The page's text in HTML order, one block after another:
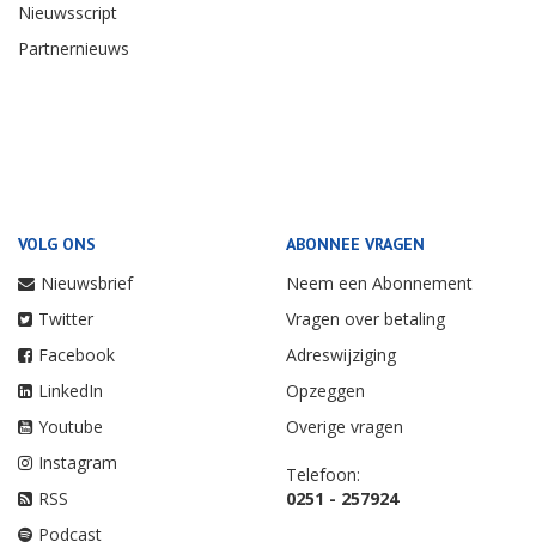
Nieuwsscript
Partnernieuws
VOLG ONS
Nieuwsbrief
Twitter
Facebook
LinkedIn
Youtube
Instagram
RSS
Podcast
ABONNEE VRAGEN
Neem een Abonnement
Vragen over betaling
Adreswijziging
Opzeggen
Overige vragen
Telefoon:
0251 - 257924